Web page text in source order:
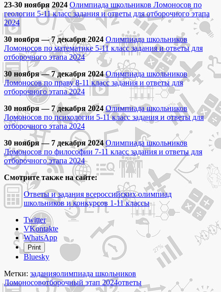
23-30 ноября 2024 Олимпиада школьников Ломоносов по
геологии 5-11 класс задания и ответы для отборочного этапа
2024
30 ноября — 7 декабря 2024 Олимпиада школьников
Ломоносов по математике 5-11 класс задания и ответы для
отборочного этапа 2024
30 ноября — 7 декабря 2024 Олимпиада школьников
Ломоносов по праву 8-11 класс задания и ответы для
отборочного этапа 2024
30 ноября — 7 декабря 2024 Олимпиада школьников
Ломоносов по психологии 5-11 класс задания и ответы для
отборочного этапа 2024
30 ноября — 7 декабря 2024 Олимпиада школьников
Ломоносов по философии 7-11 класс задания и ответы для
отборочного этапа 2024
Смотрите также на сайте:
Ответы и задания всероссийских олимпиад
школьников и конкурсов 1-11 классы
Share
post
"Олимпиада
школьников
отборочный
этап
2024-
Twitter
VKontakte
WhatsApp
Print
Bluesky
Метки: заданияолимпиада школьников
Ломоносовотборочный этап 2024ответы